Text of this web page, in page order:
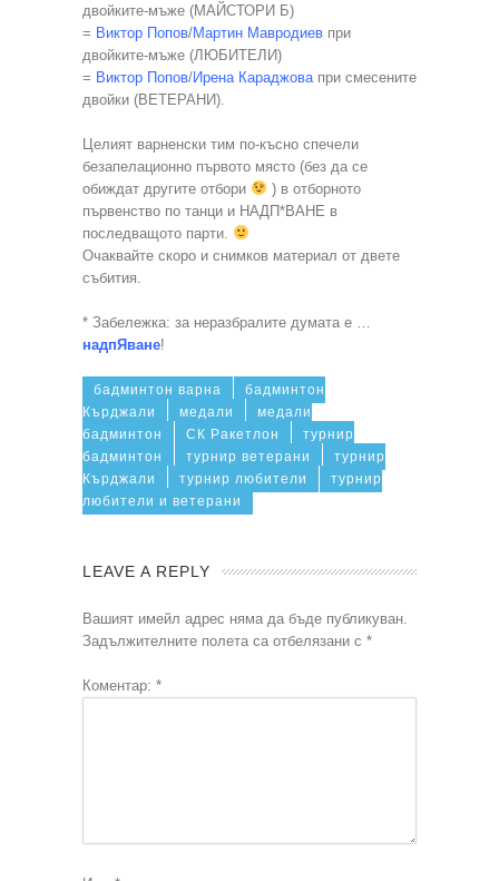
двойките-мъже (МАЙСТОРИ Б)
= Виктор Попов/Мартин Мавродиев при
двойките-мъже (ЛЮБИТЕЛИ)
= Виктор Попов/Ирена Караджова при смесените
двойки (ВЕТЕРАНИ).
Целият варненски тим по-късно спечели
безапелационно първото място (без да се
обиждат другите отбори
) в отборното
първенство по танци и НАДП*ВАНЕ в
последващото парти.
Очаквайте скоро и снимков материал от двете
събития.
* Забележка: за неразбралите думата е …
надпЯване!
бадминтон варна
бадминтон
Кърджали
медали
медали
бадминтон
СК Ракетлон
турнир
бадминтон
турнир ветерани
турнир
Кърджали
турнир любители
турнир
любители и ветерани
LEAVE A REPLY
Вашият имейл адрес няма да бъде публикуван.
Задължителните полета са отбелязани с *
Коментар: *